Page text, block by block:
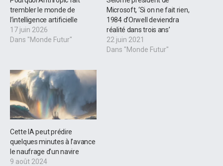
trembler le monde de
l’intelligence artificielle
17 juin 2026
Dans "Monde Futur"
Microsoft, ‘Si on ne fait rien,
1984 d’Orwell deviendra
réalité dans trois ans’
22 juin 2021
Dans "Monde Futur"
Cette IA peut prédire
quelques minutes à l’avance
le naufrage d’un navire
9 août 2024